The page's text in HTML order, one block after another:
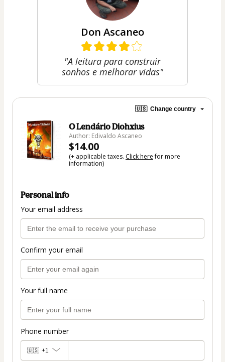
Don Ascaneo
"A leitura para construir
sonhos e melhorar vidas"
🇺🇸 Change country
O Lendário Diohxius
Author: Edivaldo Ascaneo
$14.00
(+ applicable taxes. Click herefor more
information)
Personal info
Your email address
Confirm your email
Your full name
Phone number
🇺🇸 +1